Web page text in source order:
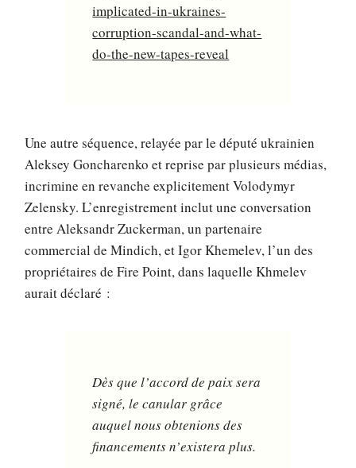
implicated-in-ukraines-
corruption-scandal-and-what-
do-the-new-tapes-reveal
Une autre séquence, relayée par le député ukrainien
Aleksey Goncharenko et reprise par plusieurs médias,
incrimine en revanche explicitement Volodymyr
Zelensky. L’enregistrement inclut une conversation
entre Aleksandr Zuckerman, un partenaire
commercial de Mindich, et Igor Khemelev, l’un des
propriétaires de Fire Point, dans laquelle Khmelev
aurait déclaré :
Dès que l’accord de paix sera
signé, le canular grâce
auquel nous obtenions des
financements n’existera plus.